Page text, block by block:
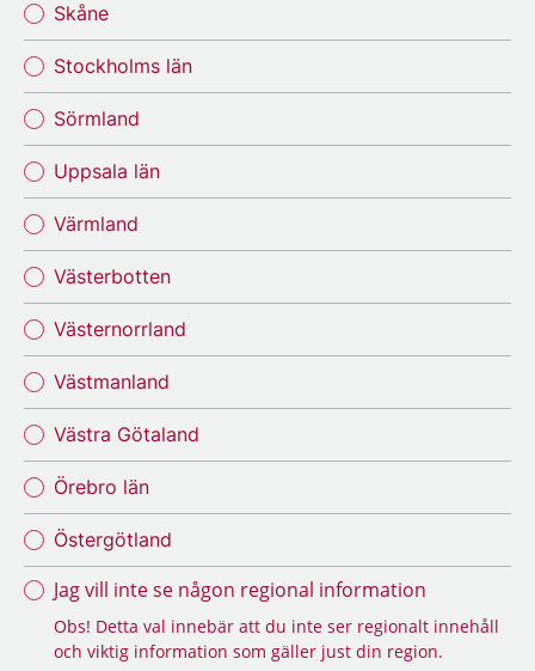
Skåne
Stockholms län
Sörmland
Uppsala län
Värmland
Västerbotten
Västernorrland
Västmanland
Västra Götaland
Örebro län
Östergötland
Jag vill inte se någon regional information
Obs! Detta val innebär att du inte ser regionalt innehåll
och viktig information som gäller just din region.